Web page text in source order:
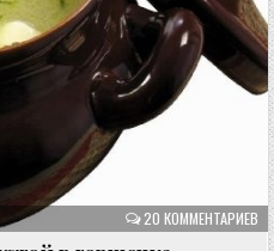
20 КОММЕНТАРИЕВ